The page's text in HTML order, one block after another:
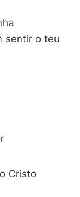
sentir o teu
Cristo